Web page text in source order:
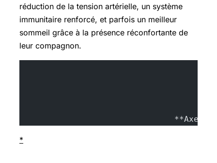
réduction de la tension artérielle, un système
immunitaire renforcé, et parfois un meilleur
sommeil grâce à la présence réconfortante de
leur compagnon.
**Axel
*